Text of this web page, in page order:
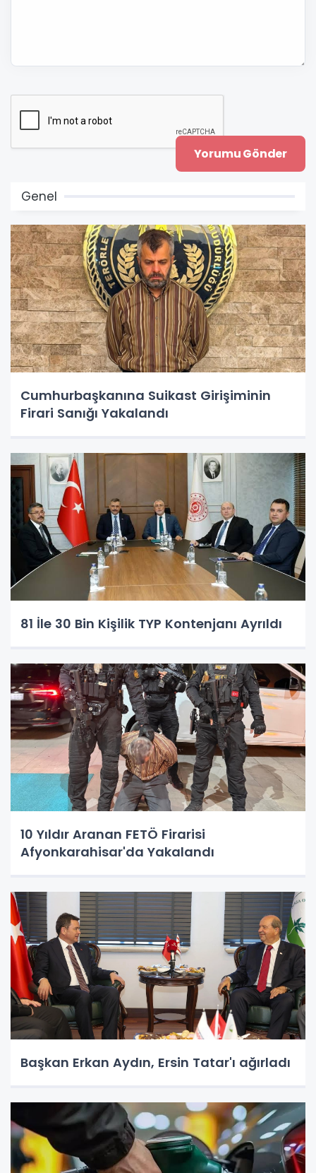
Genel
Cumhurbaşkanına Suikast Girişiminin
Firari Sanığı Yakalandı
81 İle 30 Bin Kişilik TYP Kontenjanı Ayrıldı
10 Yıldır Aranan FETÖ Firarisi
Afyonkarahisar'da Yakalandı
Başkan Erkan Aydın, Ersin Tatar'ı ağırladı